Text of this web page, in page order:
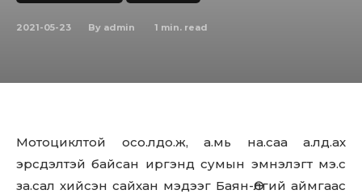
2021-05-23 By admin 1 min. read
Мотоциклтой осо.лдо.ж, а.мь на.саа а.лд.ах
эрсдэлтэй байсан иргэнд сумын эмнэлэгт мэ.с
за.сал хийсэн сайхан мэдээг Баян-Өлгий аймгаас